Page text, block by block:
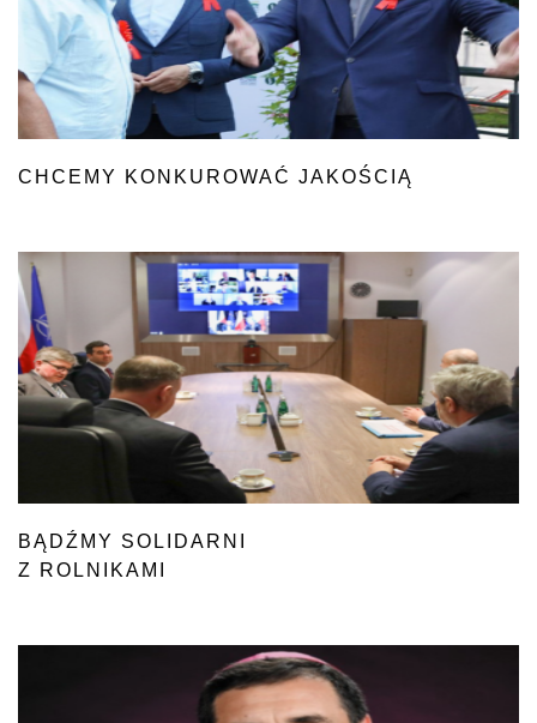
CHCEMY KONKUROWAĆ JAKOŚCIĄ
BĄDŹMY SOLIDARNI
Z ROLNIKAMI